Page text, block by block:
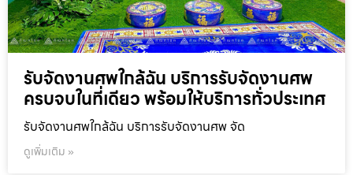
รับจัดงานศพใกล้ฉัน บริการรับจัดงานศพ
ครบจบในที่เดียว พร้อมให้บริการทั่วประเทศ
รับจัดงานศพใกล้ฉัน บริการรับจัดงานศพ จัด
ดูเพิ่มเติม »